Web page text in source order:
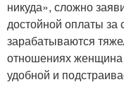
никуда», сложно
достойной оплаты за
зарабатываются
отношениях женщина
удобной и